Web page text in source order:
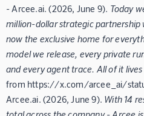
- Arcee.ai. (2026, June 9). Today
million-dollar strategic partnership
now the exclusive home for
model we release, every private
and every agent trace. All of it
from https://x.com/arcee_ai/
Arcee.ai. (2026, June 9). With 14